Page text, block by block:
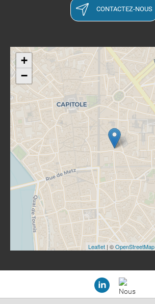
CONTACTEZ-NOUS
+
−
Leaflet | ©OpenStreetMap